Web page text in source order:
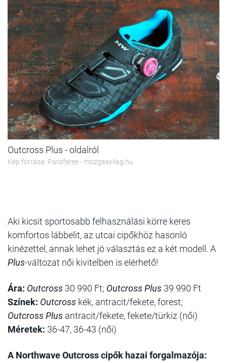
Outcross Plus - oldalról
Kép forrása: Paraferee - mozgasvilag.hu
Aki kicsit sportosabb felhasználási körre keres
komfortos lábbelit, az utcai cipőkhöz hasonló
kinézettel, annak lehet jó választás ez a két modell. A
Plus-változat női kivitelben is elérhető!
Ára: Outcross 30 990 Ft; Outcross Plus 39 990 Ft
Színek: Outcross kék, antracit/fekete, forest;
Outcross Plus antracit/fekete, fekete/türkiz (női)
Méretek: 36-47, 36-43 (női)
A Northwave Outcross cipők hazai forgalmazója: